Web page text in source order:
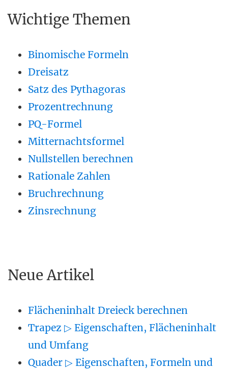
Wichtige Themen
Binomische Formeln
Dreisatz
Satz des Pythagoras
Prozentrechnung
PQ-Formel
Mitternachtsformel
Nullstellen berechnen
Rationale Zahlen
Bruchrechnung
Zinsrechnung
Neue Artikel
Flächeninhalt Dreieck berechnen
Trapez ▷ Eigenschaften, Flächeninhalt
und Umfang
Quader ▷ Eigenschaften, Formeln und